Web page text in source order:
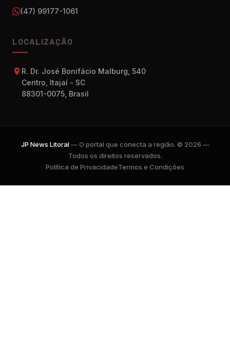
(47) 99177-1061
LOCALIZAÇÃO
R. Dr. José Bonifácio Malburg, 540
Centro, Itajaí - SC
88301-0075, Brasil
JP News Litoral— O portal que conecta a região. © 2026 —
Todos os direitos reservados.
Política de PrivacidadeTermos e Condições